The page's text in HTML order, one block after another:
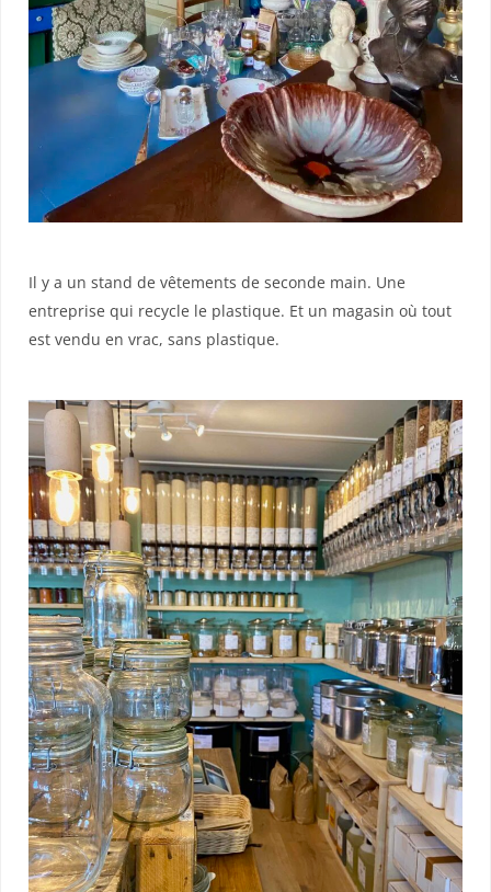
Il y a un stand de vêtements de seconde main. Une
entreprise qui recycle le plastique. Et un magasin où tout
est vendu en vrac, sans plastique.